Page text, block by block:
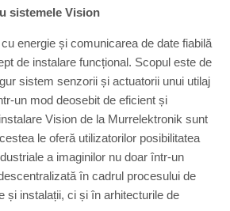
sistemele Vision
energie și comunicarea de date fiabilă
de instalare funcțional. Scopul este de
sistem senzorii și actuatorii unui utilaj
un mod deosebit de eficient și
Vision de la Murrelektronik sunt
le oferă utilizatorilor posibilitatea
a imaginilor nu doar într-un
în cadrul procesului de
și instalații, ci și în arhitecturile de